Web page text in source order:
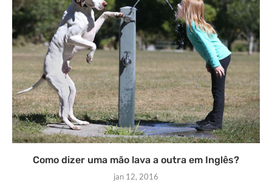
Como dizer uma mão lava a outra em Inglês?
jan 12, 2016